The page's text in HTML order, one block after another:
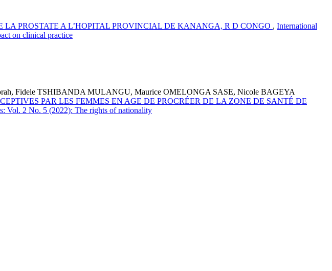
PROSTATE A L’HOPITAL PROVINCIAL DE KANANGA, R D CONGO , International
on clinical practice
Fidele TSHIBANDA MULANGU, Maurice OMELONGA SASE, Nicole BAGEYA
PAR LES FEMMES EN AGE DE PROCRÉER DE LA ZONE DE SANTÉ DE
Vol. 2 No. 5 (2022): The rights of nationality